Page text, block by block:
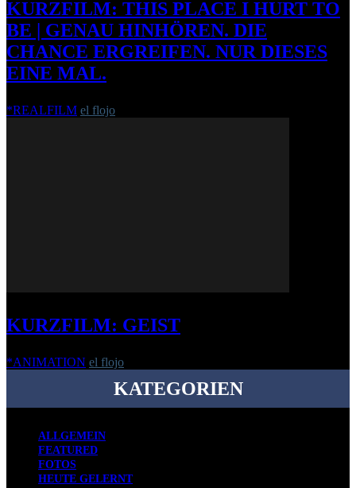
KURZFILM: THIS PLACE I HURT TO
BE | GENAU HINHÖREN. DIE
CHANCE ERGREIFEN. NUR DIESES
EINE MAL.
*REALFILM el flojo
KURZFILM: GEIST
*ANIMATION el flojo
KATEGORIEN
ALLGEMEIN
FEATURED
FOTOS
HEUTE GELERNT